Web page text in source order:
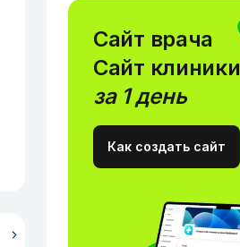
Сайт врача
Сайт клиники
за 1 день
Как создать сайт